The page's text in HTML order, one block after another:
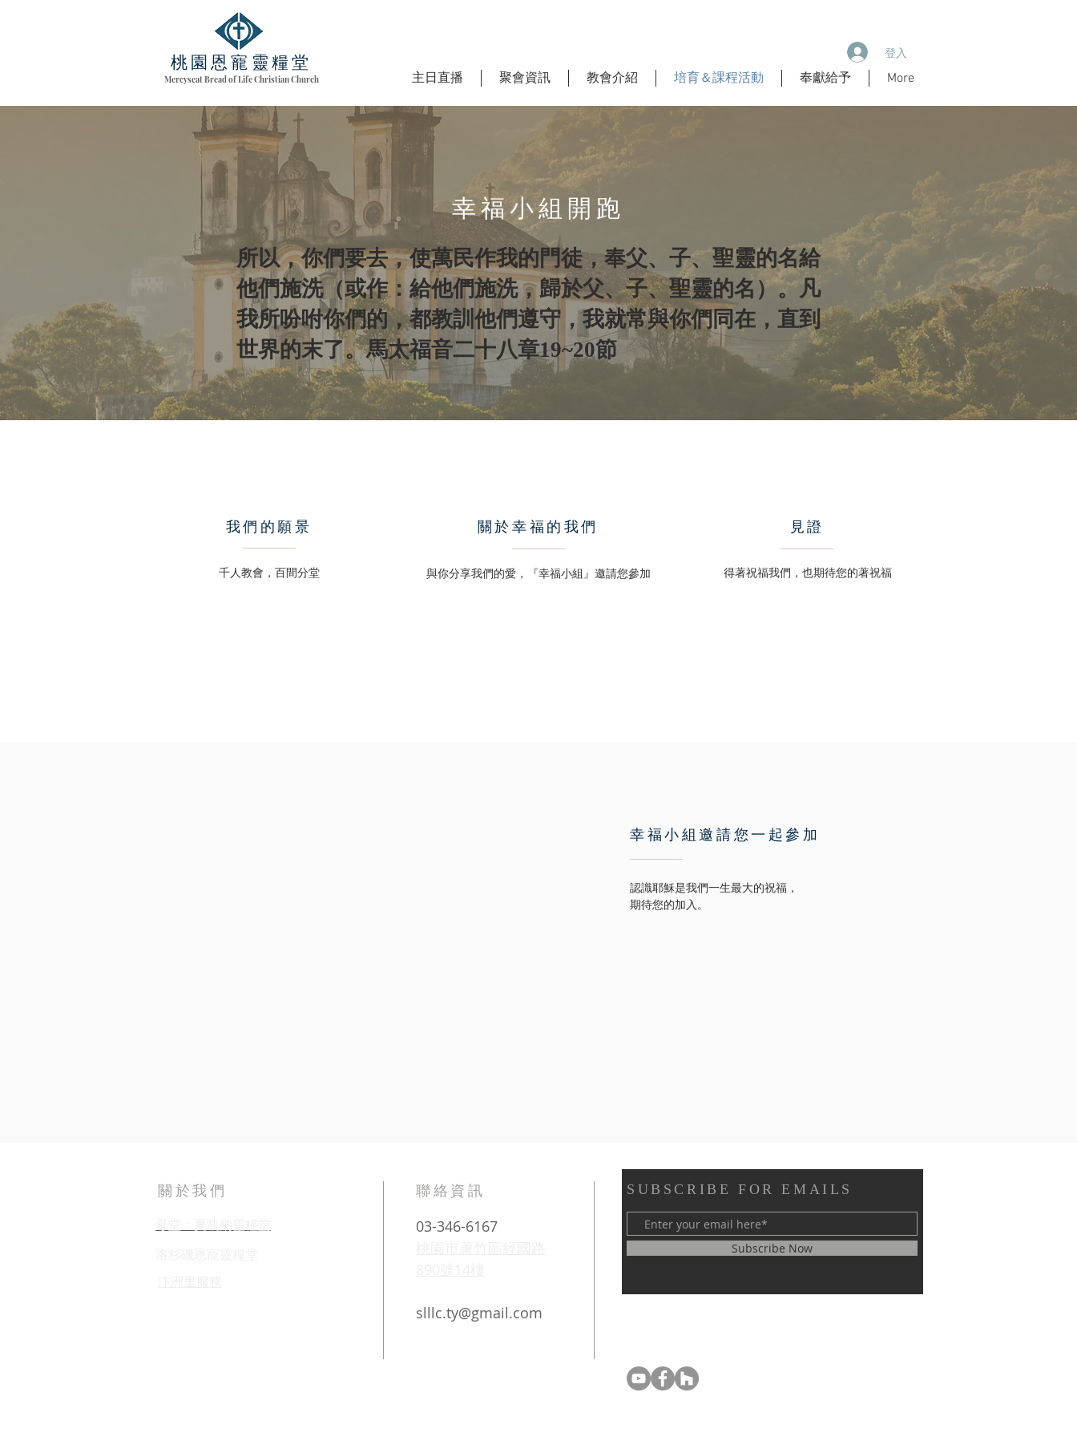
桃園恩寵靈糧堂
Mercyseat Bread of Life Christian Church
登入
主日直播 聚會資訊 教會介紹 培育＆課程活動 奉獻給予 More
幸福小組開跑
所以，你們要去，使萬民作我的門徒，奉父、子、聖靈的名給
他們施洗（或作：給他們施洗，歸於父、子、聖靈的名）。凡
我所吩咐你們的，都教訓他們遵守，我就常與你們同在，直到
世界的末了。馬太福音二十八章19~20節
我們的願景
​千人教會，百間分堂
​關於幸福的我們
與你分享我們的愛，『幸福小組』邀請您參加
​見證
得著祝福我們，也期待您的著祝福
幸福小組邀請您一起參加
認識耶穌是我們一生最大的祝福，
期待您的加入。
關於我們 ​聯絡資訊
03-346-6167
slllc.ty@gmail.com
SUBSCRIBE FOR EMAILS
Subscribe Now